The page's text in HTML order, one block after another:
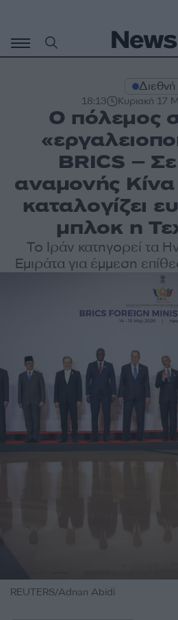
περιεχόμενο
Διεθνή
18:13 Κυριακή 17
Ο πόλεμος
BRICS –
αναμονής
καταλογίζει
μπλοκ η
Το Ιράν κατηγορεί τα
Εμιράτα για έμμεση
REUTERS/Adnan Abidi